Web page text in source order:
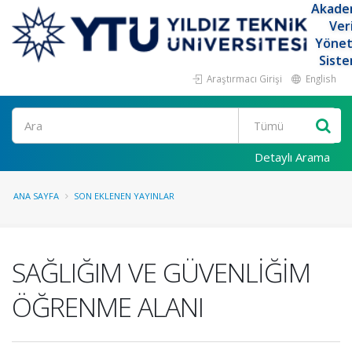
Araştırmacı Girişi English
Ara
Detaylı Arama
ANA SAYFA SON EKLENEN YAYINLAR
SAĞLIĞIM VE GÜVENLİĞİM
ÖĞRENME ALANI